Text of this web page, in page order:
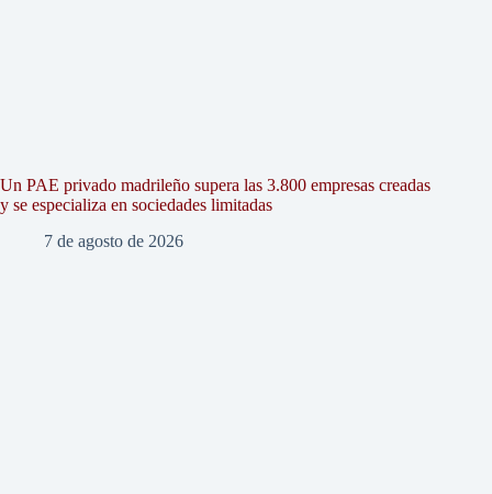
Un PAE privado madrileño supera las 3.800 empresas creadas
y se especializa en sociedades limitadas
7 de agosto de 2026